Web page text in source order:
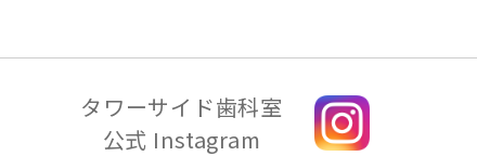
タワーサイド歯科室
公式 Instagram